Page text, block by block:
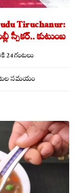
Tiruchanur:
కుటుంబ
24 గంటలు
సమయం